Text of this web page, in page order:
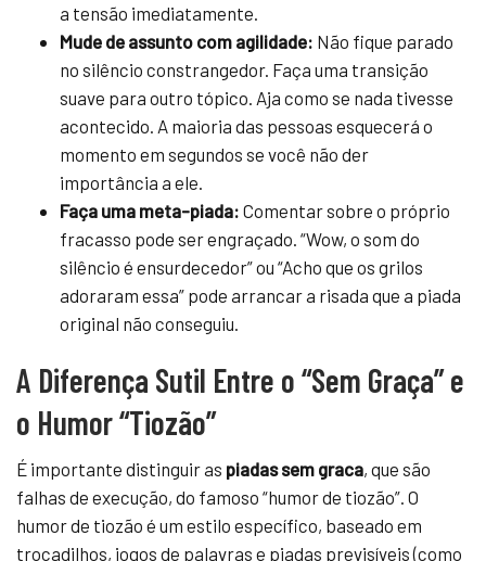
a tensão imediatamente.
Mude de assunto com agilidade: Não fique parado
no silêncio constrangedor. Faça uma transição
suave para outro tópico. Aja como se nada tivesse
acontecido. A maioria das pessoas esquecerá o
momento em segundos se você não der
importância a ele.
Faça uma meta-piada: Comentar sobre o próprio
fracasso pode ser engraçado. “Wow, o som do
silêncio é ensurdecedor” ou “Acho que os grilos
adoraram essa” pode arrancar a risada que a piada
original não conseguiu.
A Diferença Sutil Entre o “Sem Graça” e
o Humor “Tiozão”
É importante distinguir as piadas sem graca, que são
falhas de execução, do famoso “humor de tiozão”. O
humor de tiozão é um estilo específico, baseado em
trocadilhos, jogos de palavras e piadas previsíveis (como